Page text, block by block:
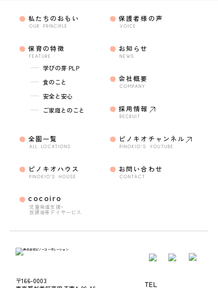
〒166-0003
TEL
私たちのおもい
OUR PRINCIPLE
保育の特徴
FEATURE
学びの芽 PLP
食のこと
安全と安心
ご家庭とのこと
全園一覧
ALL LOCATIONS
ピノキオハウス
PINOKIO'S HOUSE
cocoiro
児童発達支援・
放課後等デイサービス
保護者様の声
VOICE
お知らせ
NEWS
会社概要
COMPANY
採用情報
RECRUIT
ピノキオチャンネル
PINOKIO’S YOUTUBE
お問い合わせ
CONTACT